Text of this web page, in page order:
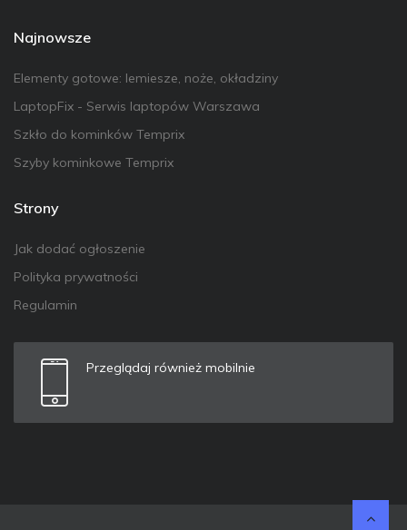
Najnowsze
Elementy gotowe: lemiesze, noże, okładziny
LaptopFix - Serwis laptopów Warszawa
Szkło do kominków Temprix
Szyby kominkowe Temprix
Strony
Jak dodać ogłoszenie
Polityka prywatności
Regulamin
Przeglądaj również mobilnie